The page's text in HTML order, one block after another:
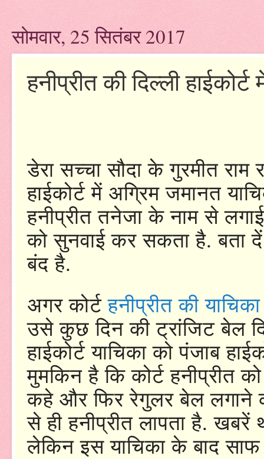
सोमवार, 25 सितंबर 2017
हनीप्रीत की दिल्ली
डेरा सच्चा सौदा के गुरमीत राम
हाईकोर्ट में अग्रिम जमानत
हनीप्रीत तनेजा के नाम से
को सुनवाई कर सकता है. बता
बंद है.
अगर कोर्टहनीप्रीत की याचिका
उसे कुछ दिन की ट्रांजिट बेल
हाईकोर्ट याचिका को पंजाब
मुमकिन है कि कोर्ट हनीप्रीत
कहे और फिर रेगुलर बेल लगाने
से ही हनीप्रीत लापता है. खबरें
लेकिन इस याचिका के बाद साफ